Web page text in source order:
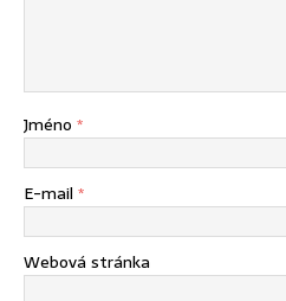
Jméno *
E-mail *
Webová stránka